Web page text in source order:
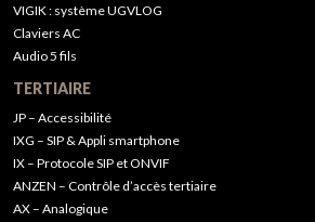
VIGIK : système UGVLOG
Claviers AC
Audio 5 fils
TERTIAIRE
JP – Accessibilité
IXG – SIP & Appli smartphone
IX – Protocole SIP et ONVIF
ANZEN – Contrôle d’accès tertiaire
AX – Analogique